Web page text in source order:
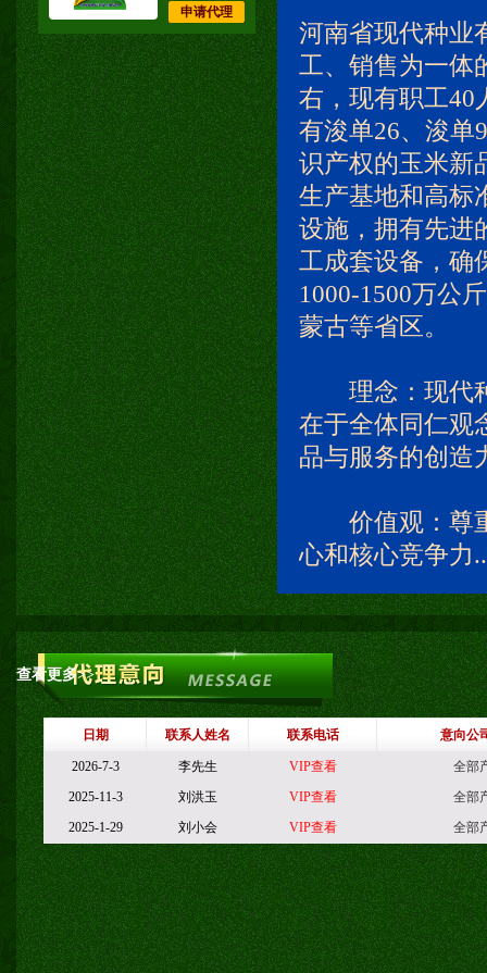
申请代理
河南省现代种业
工、销售为一体
右，现有职工40
有浚单26、浚单
识产权的玉米新
生产基地和高标
设施，拥有先进
工成套设备，确
1000-1500万公
蒙古等省区。
理念：现代种
在于全体同仁观
品与服务的创造
价值观：尊重
心和核心竞争力
查看更多>>